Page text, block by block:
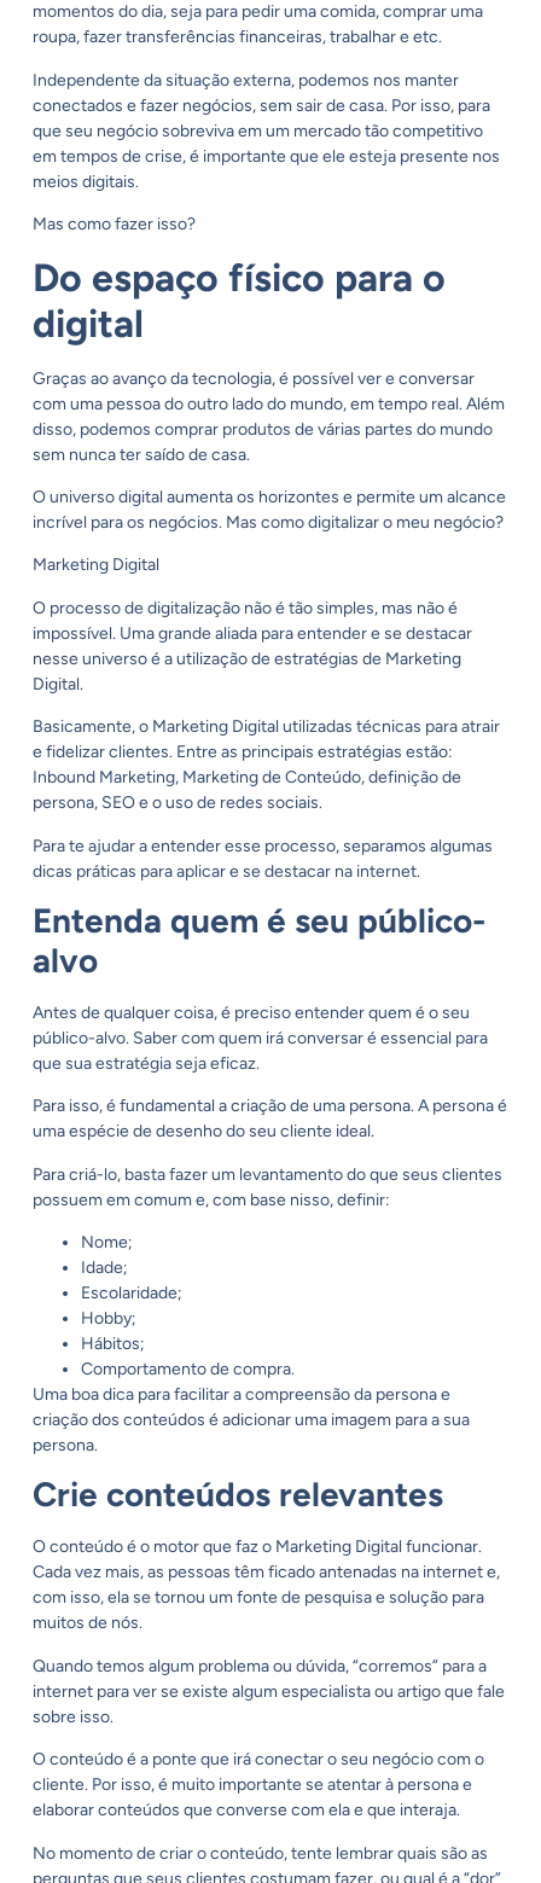
momentos do dia, seja para pedir uma comida, comprar uma
roupa, fazer transferências financeiras, trabalhar e etc.
Independente da situação externa, podemos nos manter
conectados e fazer negócios, sem sair de casa. Por isso, para
que seu negócio sobreviva em um mercado tão competitivo
em tempos de crise, é importante que ele esteja presente nos
meios digitais.
Mas como fazer isso?
Do espaço físico para o
digital
Graças ao avanço da tecnologia, é possível ver e conversar
com uma pessoa do outro lado do mundo, em tempo real. Além
disso, podemos comprar produtos de várias partes do mundo
sem nunca ter saído de casa.
O universo digital aumenta os horizontes e permite um alcance
incrível para os negócios. Mas como digitalizar o meu negócio?
Marketing Digital
O processo de digitalização não é tão simples, mas não é
impossível. Uma grande aliada para entender e se destacar
nesse universo é a utilização de estratégias de Marketing
Digital.
Basicamente, o Marketing Digital utilizadas técnicas para atrair
e fidelizar clientes. Entre as principais estratégias estão:
Inbound Marketing, Marketing de Conteúdo, definição de
persona, SEO e o uso de redes sociais.
Para te ajudar a entender esse processo, separamos algumas
dicas práticas para aplicar e se destacar na internet.
Entenda quem é seu público-
alvo
Antes de qualquer coisa, é preciso entender quem é o seu
público-alvo. Saber com quem irá conversar é essencial para
que sua estratégia seja eficaz.
Para isso, é fundamental a criação de uma persona. A persona é
uma espécie de desenho do seu cliente ideal.
Para criá-lo, basta fazer um levantamento do que seus clientes
possuem em comum e, com base nisso, definir:
Nome;
Idade;
Escolaridade;
Hobby;
Hábitos;
Comportamento de compra.
Uma boa dica para facilitar a compreensão da persona e
criação dos conteúdos é adicionar uma imagem para a sua
persona.
Crie conteúdos relevantes
O conteúdo é o motor que faz o Marketing Digital funcionar.
Cada vez mais, as pessoas têm ficado antenadas na internet e,
com isso, ela se tornou um fonte de pesquisa e solução para
muitos de nós.
Quando temos algum problema ou dúvida, “corremos” para a
internet para ver se existe algum especialista ou artigo que fale
sobre isso.
O conteúdo é a ponte que irá conectar o seu negócio com o
cliente. Por isso, é muito importante se atentar à persona e
elaborar conteúdos que converse com ela e que interaja.
No momento de criar o conteúdo, tente lembrar quais são as
perguntas que seus clientes costumam fazer, ou qual é a “dor”